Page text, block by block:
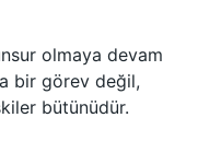
olmaya devam
bir görev değil,
bütünüdür.